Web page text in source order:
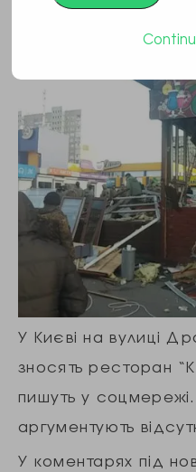
У Києві на вулиці
зносять ресторан
пишуть у
аргументують
У коментарях під